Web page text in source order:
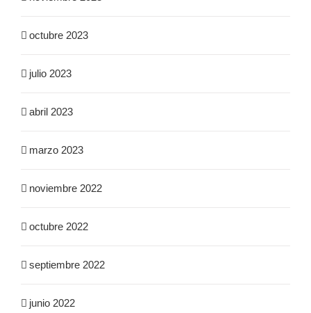
octubre 2023
julio 2023
abril 2023
marzo 2023
noviembre 2022
octubre 2022
septiembre 2022
junio 2022